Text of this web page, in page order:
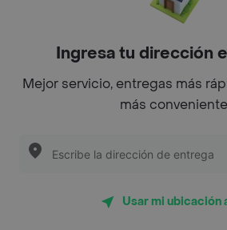
Top Marcas y Cadenas de
Encuéntranos en estos países
App Store Google play
Ingresa tu dirección
Mejor servicio, entregas más
más
Usar mi ubicación